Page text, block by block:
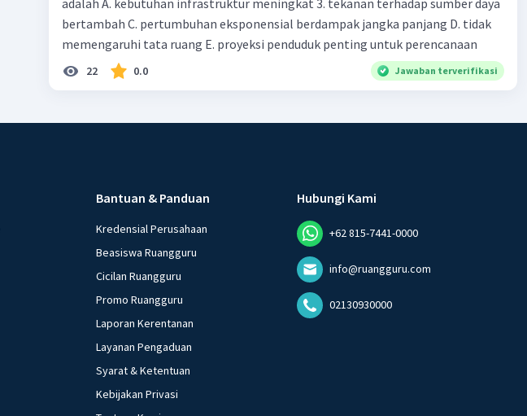
bertambah C. pertumbuhan eksponensial berdampak jangka panjang D. tidak
memengaruhi tata ruang E. proyeksi penduduk penting untuk perencanaan
22 0.0 Jawaban terverifikasi
Bantuan & Panduan
Kredensial Perusahaan
Beasiswa Ruangguru
Cicilan Ruangguru
Promo Ruangguru
Laporan Kerentanan
Layanan Pengaduan
Syarat & Ketentuan
Kebijakan Privasi
Hubungi Kami
+62 815-7441-0000
info@ruangguru.com
02130930000